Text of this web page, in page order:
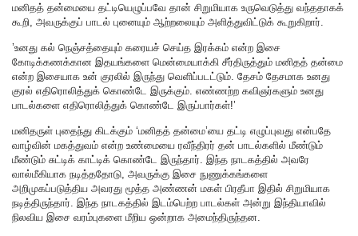
மனிதத் தன்மையை தட்டியெழுப்பவே தான் சிறுமியாக உருவெடுத்து வந்ததாகக்
கூறி, அவருக்குப் பாடல் புனையும் ஆற்றலையும் அளித்துவிட்டுக் கூறுகிறார்.
’உனது கல் நெஞ்சத்தையும் கரையச் செய்த இரக்கம் என்ற இசை
கோடிக்கணக்கான இதயங்களை மென்மையாக்கி சீர்திருத்தும் மனிதத் தன்மை
என்ற இசையாக உன் குரலில் இருந்து வெளிப்படட்டும். தேசம் தேசமாக உனது
குரல் எதிரொலித்துக் கொண்டே இருக்கும். எண்ணற்ற கவிஞர்களும் உனது
பாடல்களை எதிரொலித்துக் கொண்டே இருப்பார்கள்!’
மனிதருள் புதைந்து கிடக்கும் ‘மனிதத் தன்மை’யை தட்டி எழுப்புவது என்பதே
வாழ்வின் மகத்துவம் என்ற உண்மையை ரவீந்திரர் தன் பாடல்களில் மீண்டும்
மீண்டும் சுட்டிக் காட்டிக் கொண்டே இருந்தார். இந்த நாடகத்தில் அவரே
வால்மீகியாக நடித்ததோடு, அவருக்கு இசை நுணுக்கங்களை
அறிமுகப்படுத்திய அவரது மூத்த அண்ணன் மகள் பிரதீபா இதில் சிறுமியாக
நடித்திருந்தார். இந்த நாடகத்தில் இடம்பெற்ற பாடல்கள் அன்று இந்தியாவில்
நிலவிய இசை வரம்புகளை மீறிய ஒன்றாக அமைந்திருந்தன.